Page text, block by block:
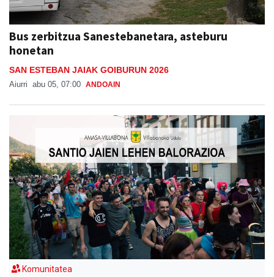
Bus zerbitzua Sanestebanetara, asteburu
honetan
SAN ESTEBAN JAIAK GOIBURUN 2026
Aiurri abu 05, 07:00 ANDOAIN
Komunitatea